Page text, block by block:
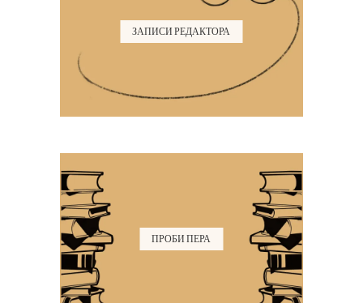
ЗАПИСИ РЕДАКТОРА
ПРОБИ ПЕРА